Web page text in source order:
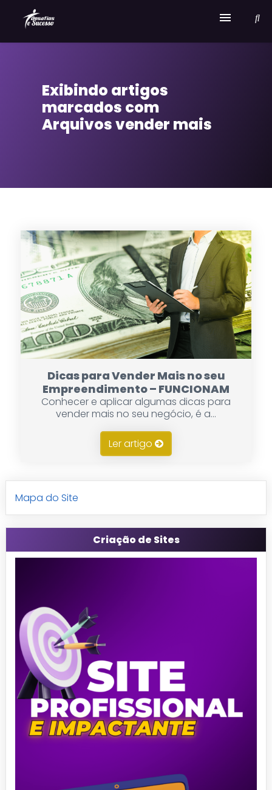
Serviços
Sobre Desafios e Sucesso
Exibindo artigos
marcados com
Arquivos vender mais
Dicas para Vender Mais no seu
Empreendimento – FUNCIONAM
Conhecer e aplicar algumas dicas para
vender mais no seu negócio, é a...
Ler artigo
Mapa do Site
Criação de Sites